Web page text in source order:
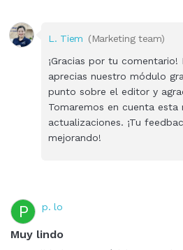
L. Tiem (Marketing team)
¡Gracias por tu comentario!
aprecias nuestro módulo
punto sobre el editor y
Tomaremos en cuenta esta
actualizaciones. ¡Tu
mejorando!
P p. lo
Muy lindo